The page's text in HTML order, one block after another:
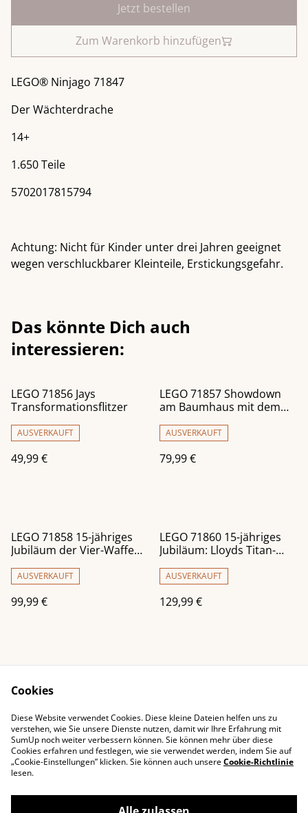
Jetzt bestellen
Zum Warenkorb hinzufügen
LEGO® Ninjago 71847
Der Wächterdrache
14+
1.650 Teile
5702017815794
Achtung: Nicht für Kinder unter drei Jahren geeignet
wegen verschluckbarer Kleinteile, Erstickungsgefahr.
Das könnte Dich auch
interessieren:
LEGO 71856 Jays
Transformationsflitzer
AUSVERKAUFT
49,99 €
LEGO 71857 Showdown
am Baumhaus mit dem
AUSVERKAUFT
79,99 €
LEGO 71858 15-jähriges
Jubiläum der Vier-Waffen-
AUSVERKAUFT
99,99 €
LEGO 71860 15-jähriges
Jubiläum: Lloyds Titan-
AUSVERKAUFT
129,99 €
Impressum
Kontaktieren Sie uns
Rechtliche
Bestimmungen
Datenschutzbestimm
ungen von SumUp
Cookie-Richtlinie
Cookies
Diese Website verwendet Cookies. Diese kleine Dateien helfen uns zu
verstehen, wie Sie unsere Dienste nutzen, damit wir Ihre Erfahrung mit
SumUp noch weiter verbessern können. Sie können mehr über diese
Cookies erfahren und festlegen, wie sie verwendet werden, indem Sie auf
„Cookie-Einstellungen” klicken. Sie können auch unsereCookie-Richtlinie
lesen.